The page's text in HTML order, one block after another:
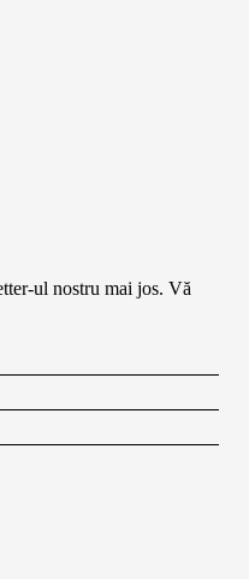
ul nostru mai jos. Vă